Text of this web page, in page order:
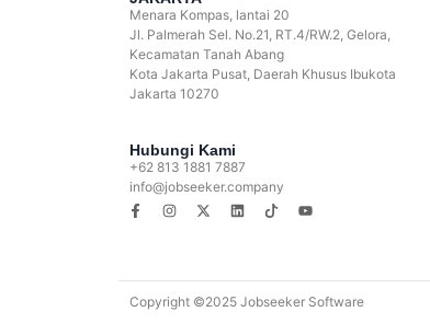
Menara Kompas, lantai 20
Jl. Palmerah Sel. No.21, RT.4/RW.2, Gelora,
Kecamatan Tanah Abang
Kota Jakarta Pusat, Daerah Khusus Ibukota
Jakarta 10270
Hubungi Kami
+62 813 1881 7887
info@jobseeker.company
Copyright ©2025 Jobseeker Software